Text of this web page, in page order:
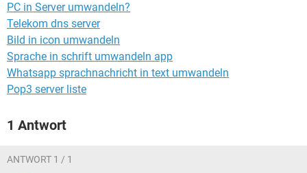
PC in Server umwandeln?
Telekom dns server
Bild in icon umwandeln
Sprache in schrift umwandeln app
Whatsapp sprachnachricht in text umwandeln
Pop3 server liste
1 Antwort
ANTWORT 1 / 1